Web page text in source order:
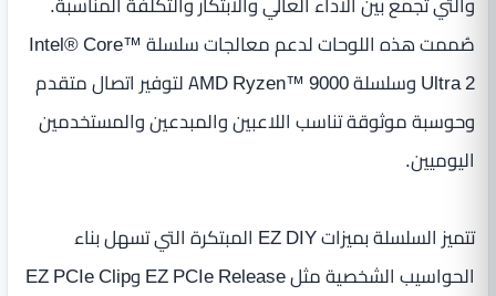
صُممت هذه اللوحات لدعم معالجات سلسلة Intel® Core™
Ultra 2 وسلسلة AMD Ryzen™ 9000 لتوفير اتصال متقدم
وحوسبة موثوقة تناسب اللاعبين والمبدعين والمستخدمين
اليوميين.
تتميز السلسلة بميزات EZ DIY المبتكرة التي تسهل بناء
الحواسيب الشخصية مثل EZ PCIe Release وEZ PCIe Clip